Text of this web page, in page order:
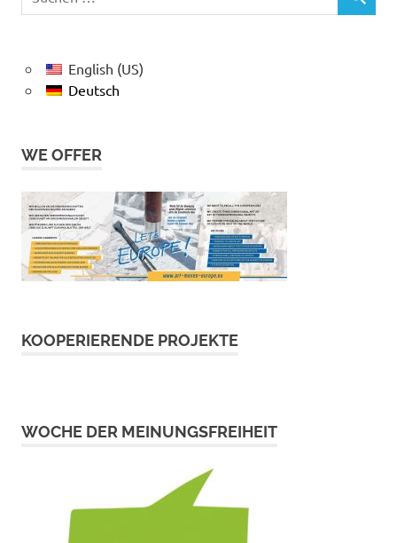
English (US)
Deutsch
WE OFFER
KOOPERIERENDE PROJEKTE
WOCHE DER MEINUNGSFREIHEIT